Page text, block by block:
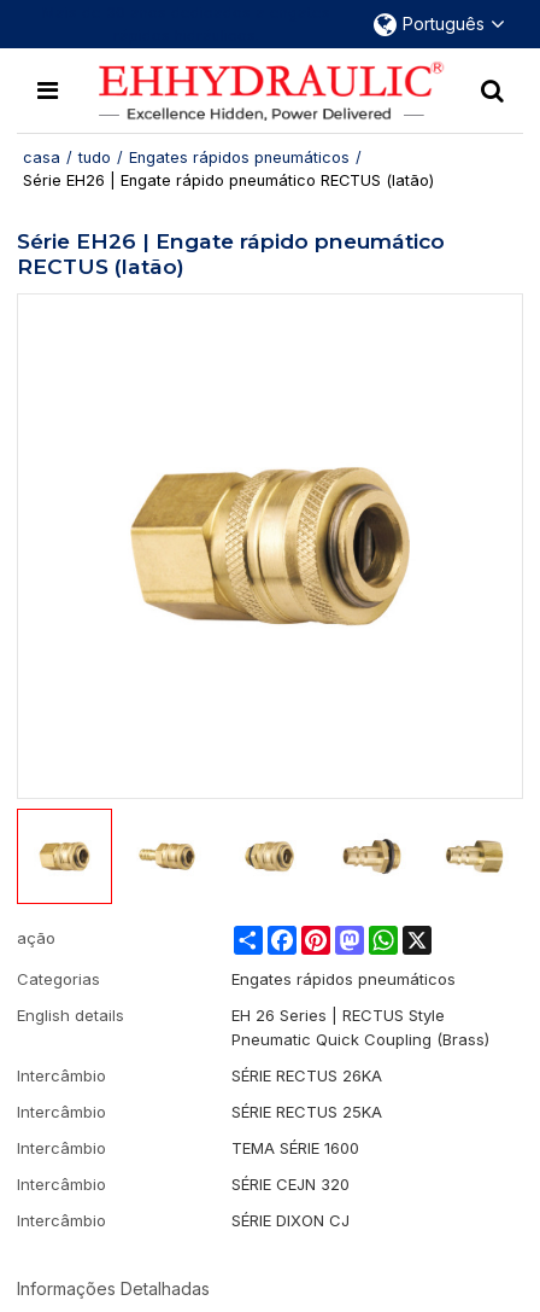
Português
casa / tudo / Engates rápidos pneumáticos /
Série EH26 | Engate rápido pneumático RECTUS (latão)
Série EH26 | Engate rápido pneumático
RECTUS (latão)
ação ShareFacebookPinterestMastodonWhatsApp
Categorias
Engates rápidos pneumáticos
English details
EH 26 Series | RECTUS Style
Pneumatic Quick Coupling (Brass)
Intercâmbio
SÉRIE RECTUS 26KA
Intercâmbio
SÉRIE RECTUS 25KA
Intercâmbio
TEMA SÉRIE 1600
Intercâmbio
SÉRIE CEJN 320
Intercâmbio
SÉRIE DIXON CJ
Informações Detalhadas